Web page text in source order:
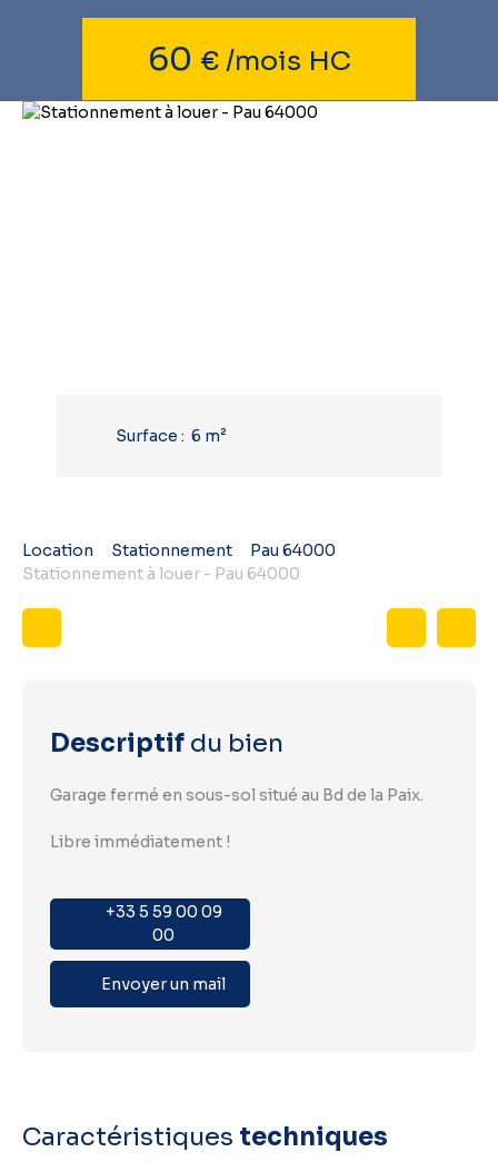
60 € /mois HC
Surface : 6 m²
Location Stationnement
Pau 64000
Stationnement à louer - Pau 64000
Descriptif du bien
Garage fermé en sous-sol situé au Bd de la Paix.
Libre immédiatement !
+33 5 59 00 09
00
Envoyer un mail
Caractéristiques techniques